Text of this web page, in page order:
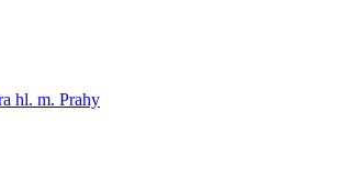
hl. m. Prahy